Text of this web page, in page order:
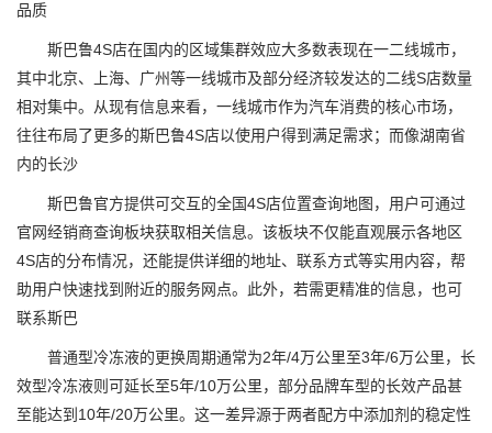
品质
斯巴鲁4S店在国内的区域集群效应大多数表现在一二线城市，
其中北京、上海、广州等一线城市及部分经济较发达的二线S店数量
相对集中。从现有信息来看，一线城市作为汽车消费的核心市场，
往往布局了更多的斯巴鲁4S店以使用户得到满足需求；而像湖南省
内的长沙
斯巴鲁官方提供可交互的全国4S店位置查询地图，用户可通过
官网经销商查询板块获取相关信息。该板块不仅能直观展示各地区
4S店的分布情况，还能提供详细的地址、联系方式等实用内容，帮
助用户快速找到附近的服务网点。此外，若需更精准的信息，也可
联系斯巴
普通型冷冻液的更换周期通常为2年/4万公里至3年/6万公里，长
效型冷冻液则可延长至5年/10万公里，部分品牌车型的长效产品甚
至能达到10年/20万公里。这一差异源于两者配方中添加剂的稳定性